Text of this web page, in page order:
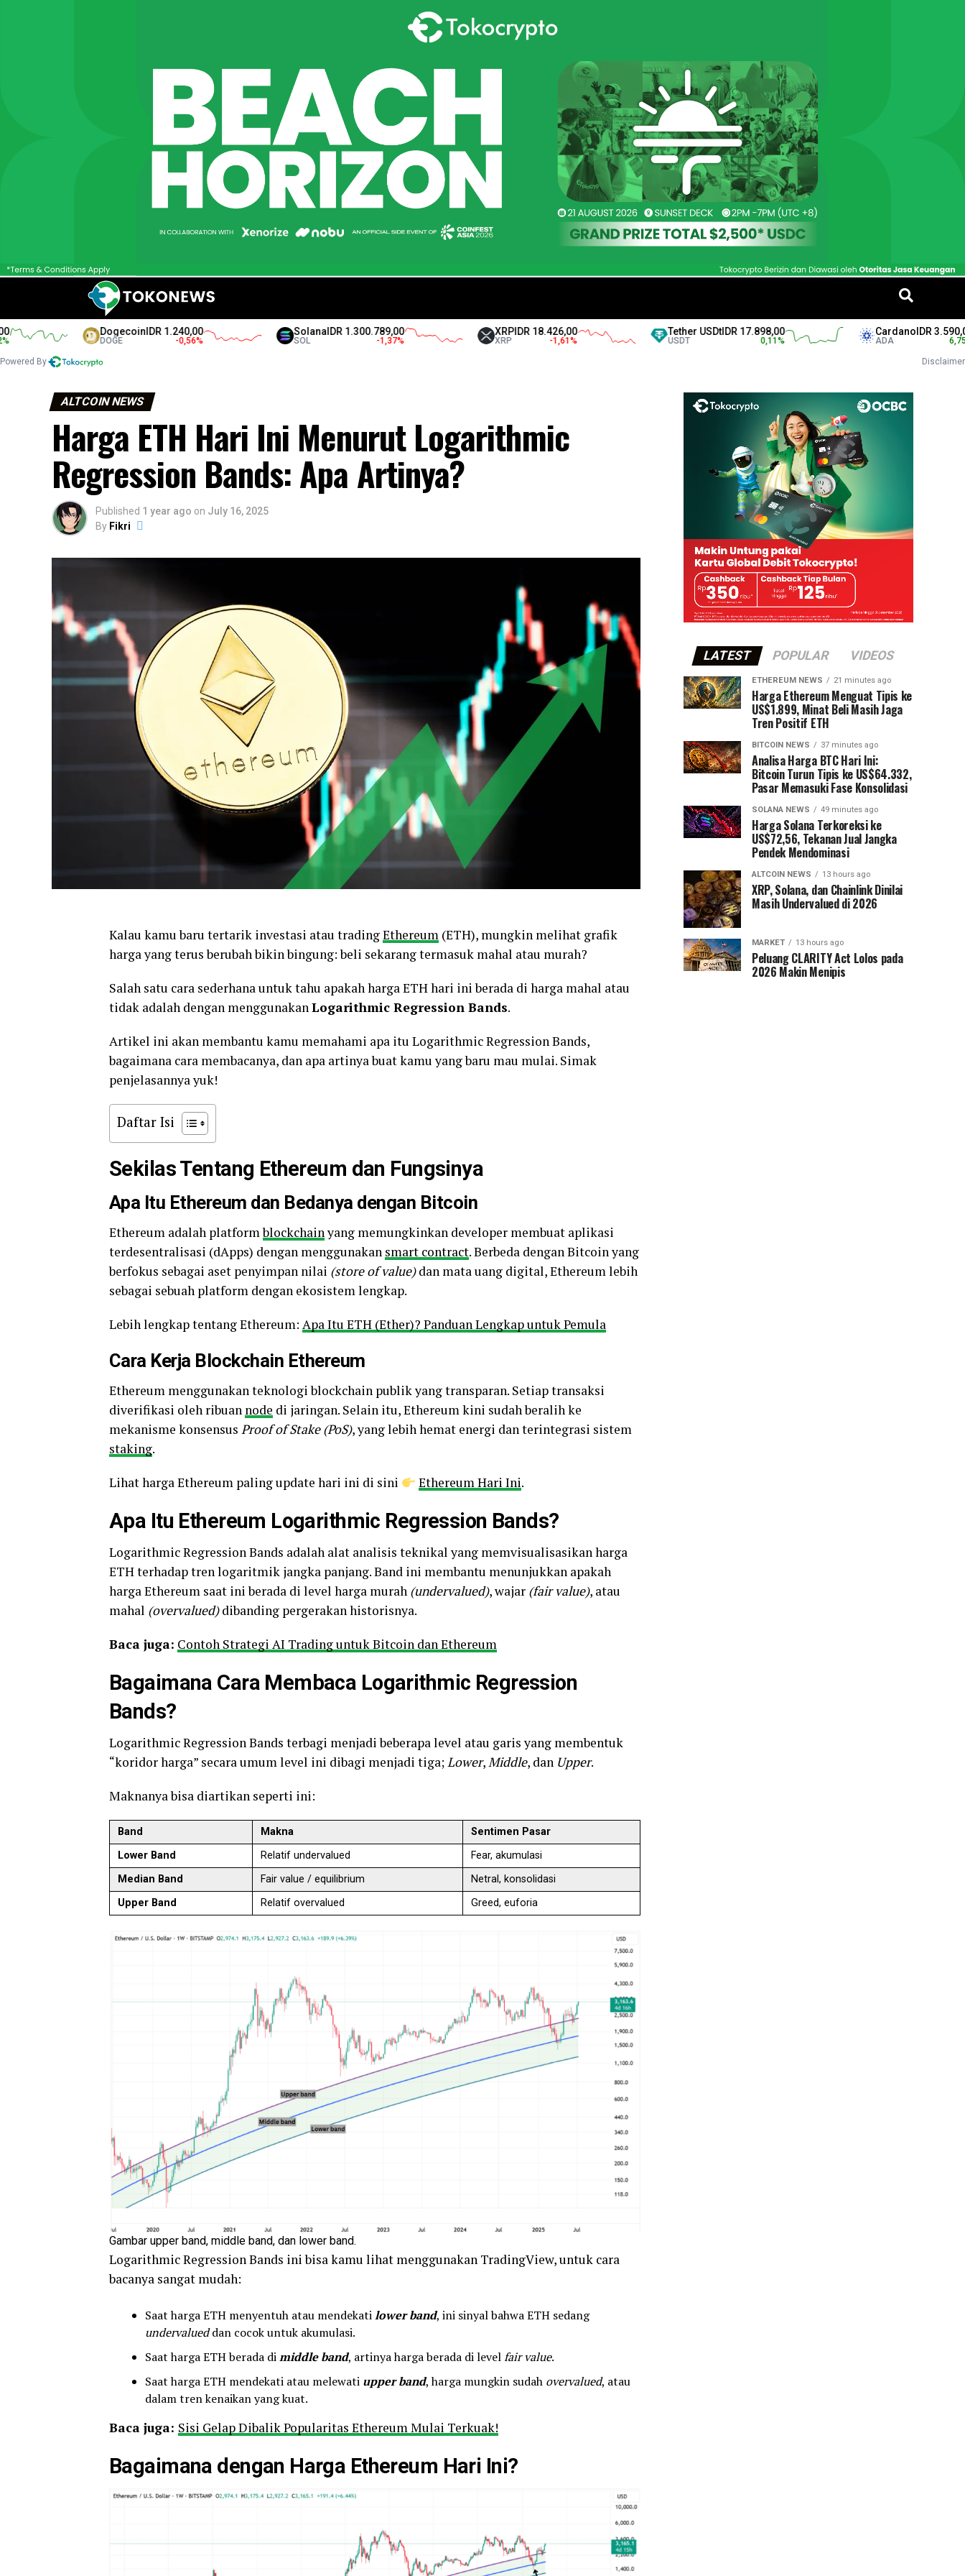
DogecoinIDR 1.240,00
DOGE
SolanaIDR 1.300.789,00 XRPIDR 18.426,00
XRP
Tether USDtIDR 17.898,00
USDT
CardanoIDR 3.590,00
Powered By Disclaimer
ALTCOIN NEWS
Harga ETH Hari Ini Menurut Logarithmic
Regression Bands: Apa Artinya?
Published 1 year ago on July 16, 2025
By Fikri
Kalau kamu baru tertarik investasi atau tradingEthereum (ETH), mungkin melihat grafik
harga yang terus berubah bikin bingung: beli sekarang termasuk mahal atau murah?
Salah satu cara sederhana untuk tahu apakah harga ETH hari ini berada di harga mahal atau
tidak adalah dengan menggunakanLogarithmic Regression Bands.
Artikel ini akan membantu kamu memahami apa itu Logarithmic Regression Bands,
bagaimana cara membacanya, dan apa artinya buat kamu yang baru mau mulai. Simak
penjelasannya yuk!
Daftar Isi
Sekilas Tentang Ethereum dan Fungsinya
Apa Itu Ethereum dan Bedanya dengan Bitcoin
Ethereum adalah platformblockchainyang memungkinkan developer membuat aplikasi
terdesentralisasi (dApps) dengan menggunakan smart contract. Berbeda dengan Bitcoin yang
berfokus sebagai aset penyimpan nilai (store of value)dan mata uang digital, Ethereum lebih
sebagai sebuah platform dengan ekosistem lengkap.
Lebih lengkap tentang Ethereum: Apa Itu ETH (Ether)? Panduan Lengkap untuk Pemula
Cara Kerja Blockchain Ethereum
Ethereum menggunakan teknologi blockchain publik yang transparan. Setiap transaksi
diverifikasi oleh ribuan node di jaringan. Selain itu, Ethereum kini sudah beralih ke
mekanisme konsensus Proof of Stake (PoS), yang lebih hemat energi dan terintegrasi sistem
staking.
Lihat harga Ethereum paling update hari ini di sini Ethereum Hari Ini.
Apa Itu Ethereum Logarithmic Regression Bands?
Logarithmic Regression Bands adalah alat analisis teknikal yang memvisualisasikan harga
ETH terhadap tren logaritmik jangka panjang. Band ini membantu menunjukkan apakah
harga Ethereum saat ini berada di level harga murah (undervalued), wajar (fair value), atau
mahal (overvalued)dibanding pergerakan historisnya.
Baca juga: Contoh Strategi AI Trading untuk Bitcoin dan Ethereum
Bagaimana Cara Membaca Logarithmic Regression
Bands?
Logarithmic Regression Bands terbagi menjadi beberapa level atau garis yang membentuk
“koridor harga” secara umum level ini dibagi menjadi tiga;Lower,Middle, dan Upper.
Maknanya bisa diartikan seperti ini:
Band Makna
Sentimen Pasar
Lower Band
Relatif undervalued
Fear, akumulasi
Median Band
Fair value / equilibrium
Netral, konsolidasi
Upper Band
Relatif overvalued Greed, euforia
Gambar upper band, middle band, dan lower band.
Logarithmic Regression Bands ini bisa kamu lihat menggunakan TradingView, untuk cara
bacanya sangat mudah:
Saat harga ETH menyentuh atau mendekatilower band, ini sinyal bahwa ETH sedang
undervalueddan cocok untuk akumulasi.
Saat harga ETH berada dimiddle band, artinya harga berada di levelfair value.
Saat harga ETH mendekati atau melewati upper band, harga mungkin sudah overvalued, atau
dalam tren kenaikan yang kuat.
Baca juga: Sisi Gelap Dibalik Popularitas Ethereum Mulai Terkuak!
Bagaimana dengan Harga Ethereum Hari Ini?
LATEST POPULAR VIDEOS
ETHEREUM NEWS 21 minutes ago
Harga Ethereum Menguat Tipis ke
US$1.899, Minat Beli Masih Jaga
Tren Positif ETH
BITCOIN NEWS 37 minutes ago
Analisa Harga BTC Hari Ini:
Bitcoin Turun Tipis ke US$64.332,
Pasar Memasuki Fase Konsolidasi
SOLANA NEWS 49 minutes ago
Harga Solana Terkoreksi ke
US$72,56, Tekanan Jual Jangka
Pendek Mendominasi
ALTCOIN NEWS 13 hours ago
XRP, Solana, dan Chainlink Dinilai
Masih Undervalued di 2026
MARKET 13 hours ago
Peluang CLARITY Act Lolos pada
2026 Makin Menipis